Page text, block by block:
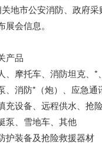
地市公安消防、政府
会信息。
产品
、摩托车、消防坦克、*
、消防*（炮）、应急通
充设备、远程供水、抢险
泵、雪地车、其他
护装备及抢险救援器材